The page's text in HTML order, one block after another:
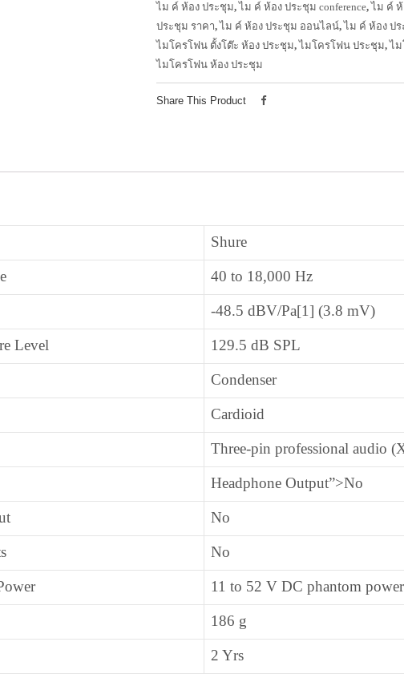
ไม ค์ ห้อง ประชุม,ไม ค์ ห้อง ประชุม conference,ไม ค์ ห้
ประชุม ราคา,ไม ค์ ห้อง ประชุม ออนไลน์,ไม ค์ ห้อง ป
ไมโครโฟน ตั้งโต๊ะ ห้อง ประชุม,ไมโครโฟน ประชุม,ไ
ไมโครโฟน ห้อง ประชุม
Share This Product
Shure
40 to 18,000 Hz
-48.5 dBV/Pa[1] (3.8 mV)
Level 129.5 dB SPL
Condenser
Cardioid
Three-pin professional audio
Headphone Output”>No
No
No
11 to 52 V DC phantom
186 g
2 Yrs